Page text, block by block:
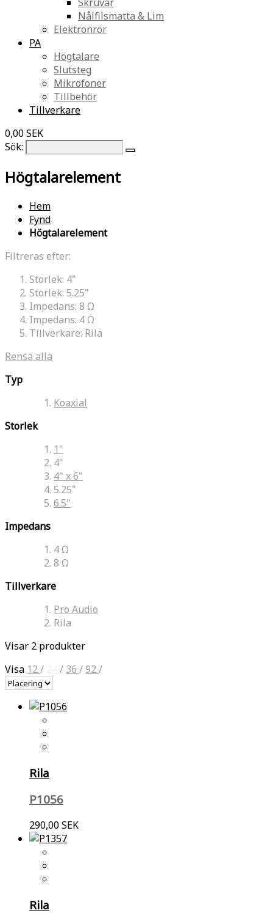
Nålfilsmatta & Lim
Elektronrör
PA
Högtalare
Slutsteg
Mikrofoner
Tillbehör
Tillverkare
0,00 SEK
Sök:
Högtalarelement
Hem
Fynd
Högtalarelement
Filtreras efter:
Storlek: 4"
Storlek: 5.25"
Impedans: 8 Ω
Impedans: 4 Ω
Tillverkare: Rila
Rensa alla
Typ
Koaxial
Storlek
1"
4"
4" x 6"
5.25"
6.5"
Impedans
4 Ω
8 Ω
Tillverkare
Pro Audio
Rila
Visar 2 produkter
Visa 12/ / 36 /92/
Rila
P1056
290,00 SEK
Rila